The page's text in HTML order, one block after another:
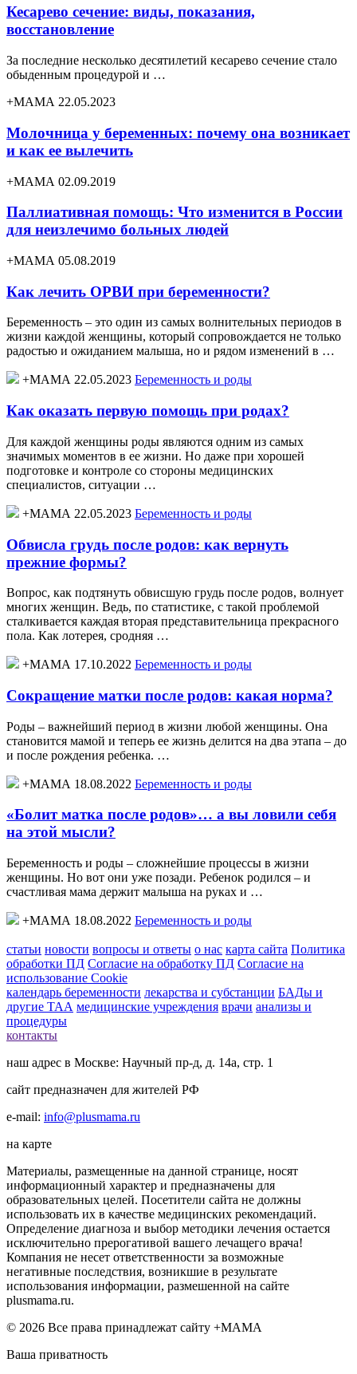
Кесарево сечение: виды, показания,
восстановление
За последние несколько десятилетий кесарево сечение стало
обыденным процедурой и …
+МАМА 22.05.2023
Молочница у беременных: почему она возникает
и как ее вылечить
+МАМА 02.09.2019
Паллиативная помощь: Что изменится в России
для неизлечимо больных людей
+МАМА 05.08.2019
Как лечить ОРВИ при беременности?
Беременность – это один из самых волнительных периодов в
жизни каждой женщины, который сопровождается не только
радостью и ожиданием малыша, но и рядом изменений в …
+МАМА 22.05.2023 Беременность и роды
Как оказать первую помощь при родах?
Для каждой женщины роды являются одним из самых
значимых моментов в ее жизни. Но даже при хорошей
подготовке и контроле со стороны медицинских
специалистов, ситуации …
+МАМА 22.05.2023 Беременность и роды
Обвисла грудь после родов: как вернуть
прежние формы?
Вопрос, как подтянуть обвисшую грудь после родов, волнует
многих женщин. Ведь, по статистике, с такой проблемой
сталкивается каждая вторая представительница прекрасного
пола. Как лотерея, сродняя …
+МАМА 17.10.2022 Беременность и роды
Сокращение матки после родов: какая норма?
Роды – важнейший период в жизни любой женщины. Она
становится мамой и теперь ее жизнь делится на два этапа – до
и после рождения ребенка. …
+МАМА 18.08.2022 Беременность и роды
«Болит матка после родов»… а вы ловили себя
на этой мысли?
Беременность и роды – сложнейшие процессы в жизни
женщины. Но вот они уже позади. Ребенок родился – и
счастливая мама держит малыша на руках и …
+МАМА 18.08.2022 Беременность и роды
статьи новости вопросы и ответы о нас карта сайта Политика
обработки ПД Согласие на обработку ПД Согласие на
использование Cookie
календарь беременности лекарства и субстанции БАДы и
другие ТАА медицинские учреждения врачи анализы и
процедуры
контакты
наш адрес в Москве: Научный пр-д, д. 14а, стр. 1
сайт предназначен для жителей РФ
e-mail: info@plusmama.ru
на карте
Материалы, размещенные на данной странице, носят
информационный характер и предназначены для
образовательных целей. Посетители сайта не должны
использовать их в качестве медицинских рекомендаций.
Определение диагноза и выбор методики лечения остается
исключительно прерогативой вашего лечащего врача!
Компания не несет ответственности за возможные
негативные последствия, возникшие в результате
использования информации, размешенной на сайте
plusmama.ru.
© 2026 Все права принадлежат сайту +МАМА
Ваша приватность